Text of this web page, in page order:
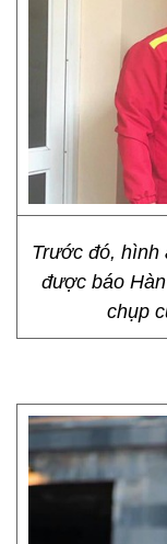
Trước đó, hình
được báo
chụp